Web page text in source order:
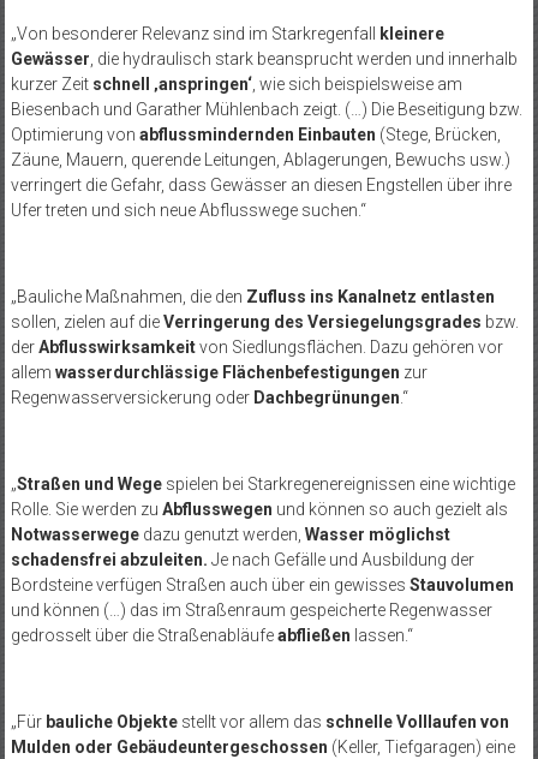
„Von besonderer Relevanz sind im Starkregenfall
kleinere
Gewässer, die hydraulisch stark beansprucht werden und innerhalb
kurzer Zeit schnell ‚anspringen‘, wie sich beispielsweise am
Biesenbach und Garather Mühlenbach zeigt. (…) Die Beseitigung bzw.
Optimierung von abflussmindernden Einbauten (Stege, Brücken,
Zäune, Mauern, querende Leitungen, Ablagerungen, Bewuchs usw.)
verringert die Gefahr, dass Gewässer an diesen Engstellen über ihre
Ufer treten und sich neue Abflusswege suchen.“
„Bauliche Maßnahmen, die den Zufluss ins Kanalnetz entlasten
sollen, zielen auf dieVerringerung des Versiegelungsgrades bzw.
derAbflusswirksamkeitvon Siedlungsflächen. Dazu gehören vor
allem wasserdurchlässige Flächenbefestigungen zur
Regenwasserversickerung oder Dachbegrünungen.“
„Straßen und Wegespielen bei Starkregenereignissen eine wichtige
Rolle. Sie werden zu Abflusswegen und können so auch gezielt als
Notwasserwegedazu genutzt werden, Wasser möglichst
schadensfrei abzuleiten. Je nach Gefälle und Ausbildung der
Bordsteine verfügen Straßen auch über ein gewisses Stauvolumen
und können (…) das im Straßenraum gespeicherte Regenwasser
gedrosselt über die Straßenabläufeabfließen lassen.“
„Für bauliche Objektestellt vor allem das schnelle Volllaufen von
Mulden oder Gebäudeuntergeschossen (Keller, Tiefgaragen) eine